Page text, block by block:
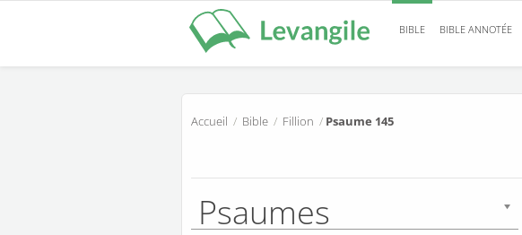
BIBLE BIBLE ANNOTÉE
Accueil / Bible / Fillion / Psaume 145
Psaumes